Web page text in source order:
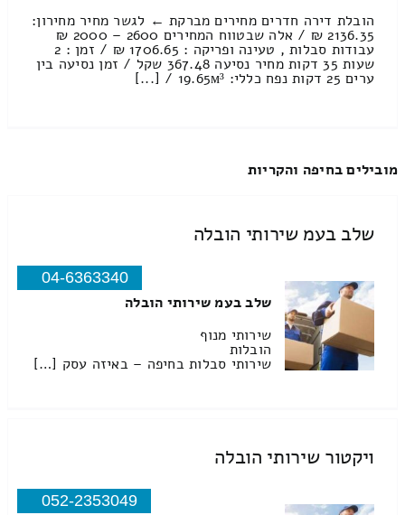
הובלת דירה חדרים מחירים מברקת ← לגשר מחיר מחירון:
2136.35 ₪ / אלה שבטווח המחירים 2600 – 2000 ₪
עבודות סבלות , טעינה ופריקה : 1706.65 ₪ / זמן : 2
שעות 35 דקות מחיר נסיעה 367.48 שקל / זמן נסיעה בין
ערים 25 דקות נפח כללי: 19.65м³ / [...]
מובילים בחיפה והקריות
שלב בעמ שירותי הובלה
04-6363340
שלב בעמ שירותי הובלה
שירותי מנוף
הובלות
שירותי סבלות בחיפה – באיזה עסק […]
ויקטור שירותי הובלה
052-2353049